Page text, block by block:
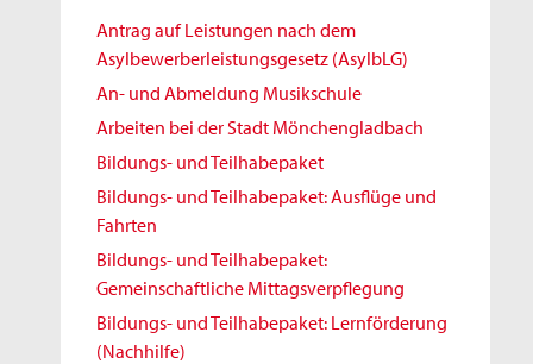
Antrag auf Leistungen nach dem
Asylbewerberleistungsgesetz (AsylbLG)
An- und Abmeldung Musikschule
Arbeiten bei der Stadt Mönchengladbach
Bildungs- und Teilhabepaket
Bildungs- und Teilhabepaket: Ausflüge und
Fahrten
Bildungs- und Teilhabepaket:
Gemeinschaftliche Mittagsverpflegung
Bildungs- und Teilhabepaket: Lernförderung
(Nachhilfe)